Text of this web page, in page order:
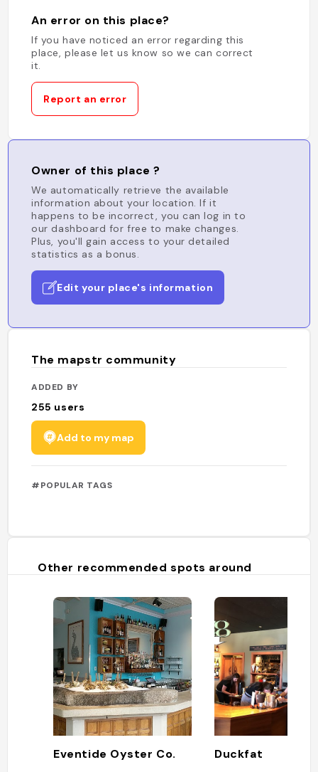
An error on this place?
If you have noticed an error regarding this
place, please let us know so we can correct
it.
Report an error
Owner of this place ?
We automatically retrieve the available
information about your location. If it
happens to be incorrect, you can log in to
our dashboard for free to make changes.
Plus, you'll gain access to your detailed
statistics as a bonus.
Edit your place's information
The mapstr community
ADDED BY
255 users
Add to my map
#POPULAR TAGS
Other recommended spots around
Eventide Oyster Co. Duckfat